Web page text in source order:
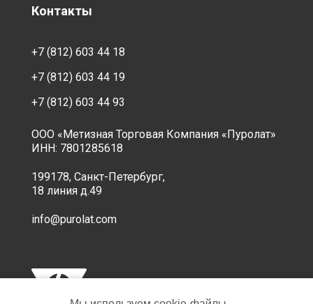
Контакты
+7 (812) 603 44 18
+7 (812) 603 44 19
+7 (812) 603 44 93
ООО «Метизная Торговая Компания «Пуролат»
ИНН: 7801285618
199178, Санкт-Петербург,
18 линия д.49
info@purolat.com